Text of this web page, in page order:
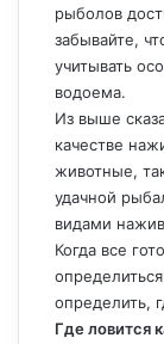
рыболов
забывайте,
учитывать
водоема.
Из выше
качестве
животные,
удачной
видами
Когда все
определить,
Где ловится